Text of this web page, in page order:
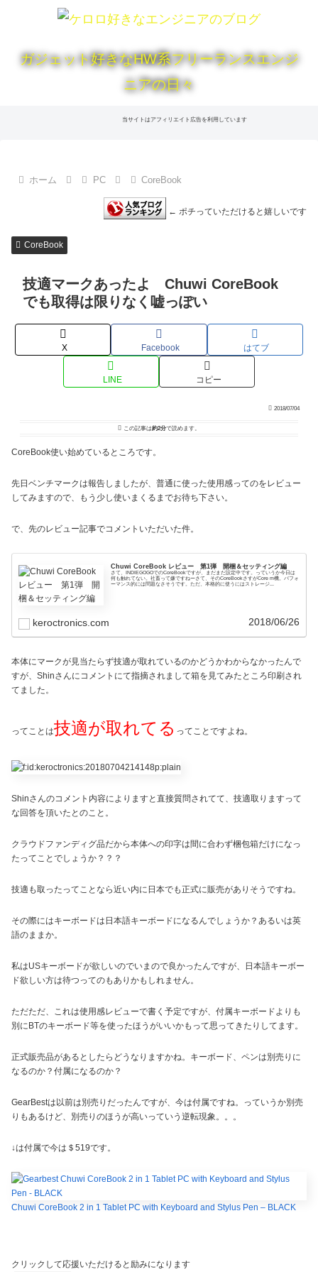
ガジェット好きなHW系フリーランスエンジ
ニアの日々
当サイトはアフィリエイト広告を利用しています
ホーム PC CoreBook
← ポチっていただけると嬉しいです
CoreBook
技適マークあったよ Chuwi CoreBook
でも取得は限りなく嘘っぽい
X Facebook はてブ
LINE コピー
2018/07/04
この記事は約2分で読めます。
CoreBook使い始めているところです。
先日ベンチマークは報告しましたが、普通に使った使用感ってのをレビュー
してみますので、もう少し使いまくるまでお待ち下さい。
で、先のレビュー記事でコメントいただいた件。
Chuwi CoreBook レビュー 第1弾 開梱＆セッティング編
さて、INDIEGOGOでのCoreBookですが、まだまだ設定中です。っていうか今日は
何も触れてない。社畜って嫌ですねーさて、そのCoreBookさすがCore m機。パフォ
ーマンス的には問題なさそうです。ただ、本格的に使うにはストレージ...
keroctronics.com 2018/06/26
本体にマークが見当たらず技適が取れているのかどうかわからなかったんで
すが、Shinさんにコメントにて指摘されまして箱を見てみたところ印刷され
てました。
ってことは技適が取れてる ってことですよね。
Shinさんのコメント内容によりますと直接質問されてて、技適取りますって
な回答を頂いたとのこと。
クラウドファンディグ品だから本体への印字は間に合わず梱包箱だけになっ
たってことでしょうか？？？
技適も取ったってことなら近い内に日本でも正式に販売がありそうですね。
その際にはキーボードは日本語キーボードになるんでしょうか？あるいは英
語のままか。
私はUSキーボードが欲しいのでいまので良かったんですが、日本語キーボー
ド欲しい方は待つってのもありかもしれません。
ただただ、これは使用感レビューで書く予定ですが、付属キーボードよりも
別にBTのキーボード等を使ったほうがいいかもって思ってきたりしてます。
正式販売品があるとしたらどうなりますかね。キーボード、ペンは別売りに
なるのか？付属になるのか？
GearBestは以前は別売りだったんですが、今は付属ですね。っていうか別売
りもあるけど、別売りのほうが高いっていう逆転現象。。。
↓は付属で今は＄519です。
Chuwi CoreBook 2 in 1 Tablet PC with Keyboard and Stylus Pen – BLACK
クリックして応援いただけると励みになります